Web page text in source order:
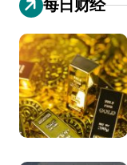
每日财经